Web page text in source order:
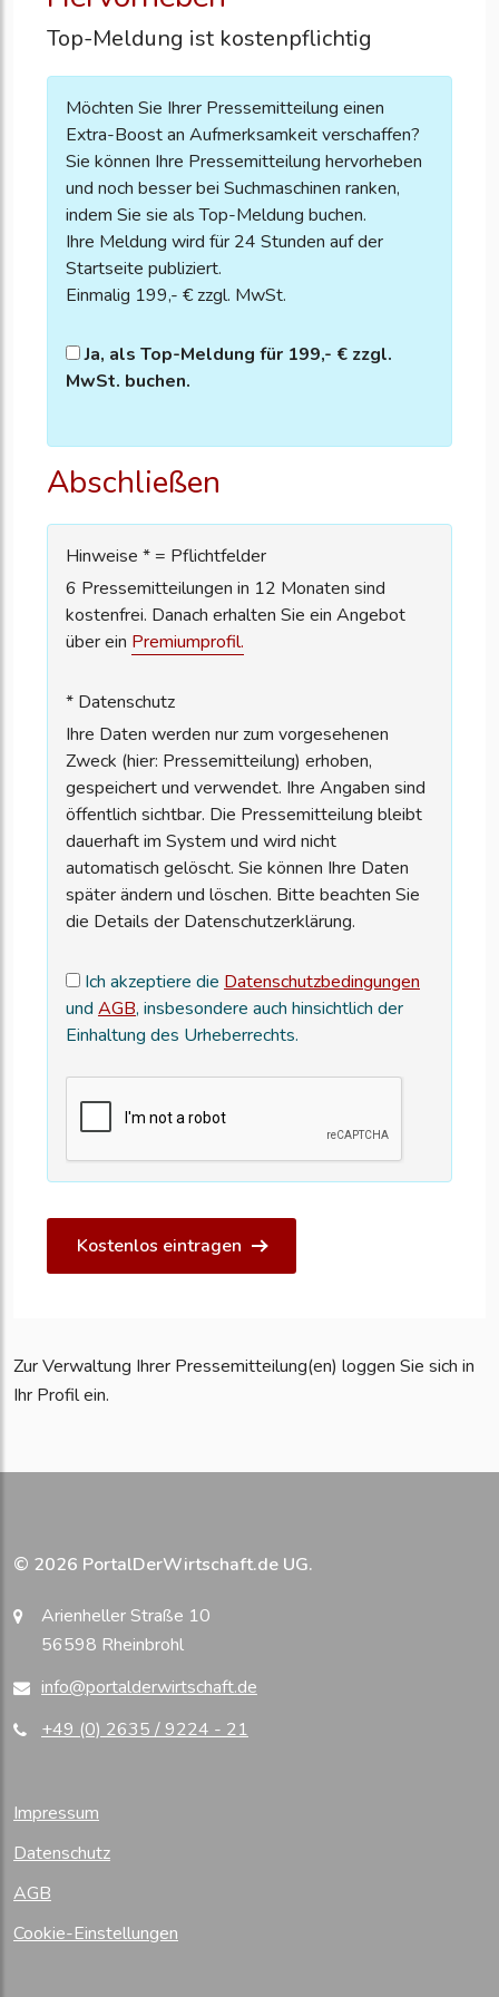
Top-Meldung ist kostenpflichtig
Möchten Sie Ihrer Pressemitteilung einen
Extra-Boost an Aufmerksamkeit verschaffen?
Sie können Ihre Pressemitteilung hervorheben
und noch besser bei Suchmaschinen ranken,
indem Sie sie als Top-Meldung buchen.
Ihre Meldung wird für 24 Stunden auf der
Startseite publiziert.
Einmalig 199,- € zzgl. MwSt.
Ja, als Top-Meldung für 199,- € zzgl.
MwSt. buchen.
Abschließen
Hinweise * = Pflichtfelder
6 Pressemitteilungen in 12 Monaten sind
kostenfrei. Danach erhalten Sie ein Angebot
über ein Premiumprofil.
* Datenschutz
Ihre Daten werden nur zum vorgesehenen
Zweck (hier: Pressemitteilung) erhoben,
gespeichert und verwendet. Ihre Angaben sind
öffentlich sichtbar. Die Pressemitteilung bleibt
dauerhaft im System und wird nicht
automatisch gelöscht. Sie können Ihre Daten
später ändern und löschen. Bitte beachten Sie
die Details der Datenschutzerklärung.
Ich akzeptiere die Datenschutzbedingungen
und AGB, insbesondere auch hinsichtlich der
Einhaltung des Urheberrechts.
Kostenlos eintragen
Zur Verwaltung Ihrer Pressemitteilung(en) loggen Sie sich in
Ihr Profil ein.
© 2026 PortalDerWirtschaft.de UG.
Arienheller Straße 10
56598 Rheinbrohl
info@portalderwirtschaft.de
+49 (0) 2635 / 9224 - 21
Impressum
Datenschutz
AGB
Cookie-Einstellungen